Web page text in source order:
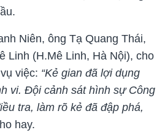
Niên, ông Tạ Quang Thái,
Linh (H.Mê Linh, Hà Nội), cho
việc: “Kẻ gian đã lợi dụng
vi. Đội cảnh sát hình sự Công
tra, làm rõ kẻ đã đập phá,
hay.